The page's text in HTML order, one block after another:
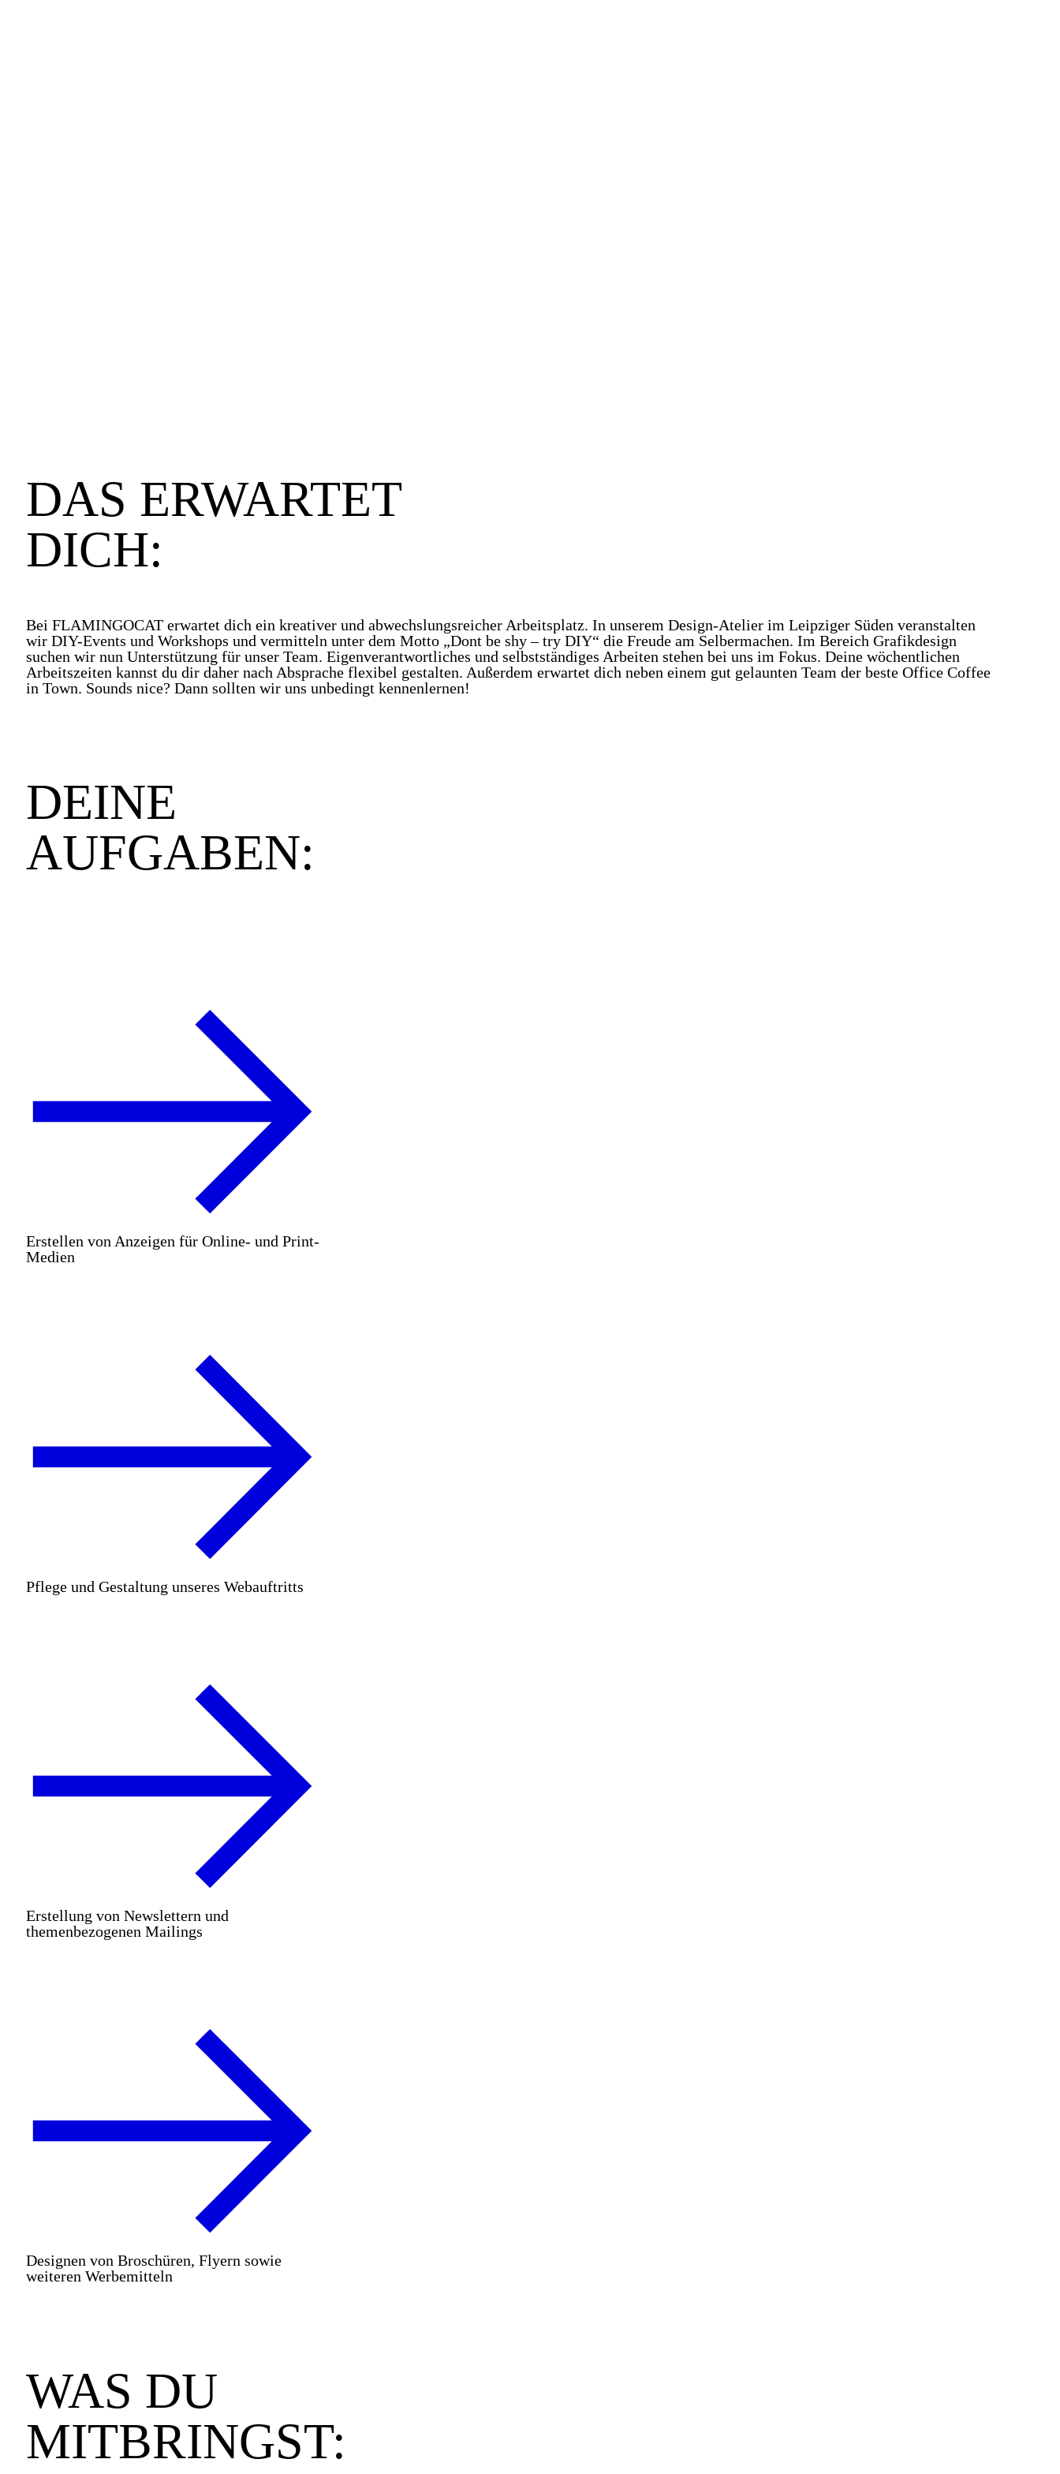
DAS ERWARTET
DICH:
Bei FLAMINGOCAT erwartet dich ein kreativer und abwechslungsreicher Arbeitsplatz. In unserem Design-Atelier im Leipziger Süden veranstalten
wir DIY-Events und Workshops und vermitteln unter dem Motto „Dont be shy – try DIY“ die Freude am Selbermachen. Im Bereich Grafikdesign
suchen wir nun Unterstützung für unser Team. Eigenverantwortliches und selbstständiges Arbeiten stehen bei uns im Fokus. Deine wöchentlichen
Arbeitszeiten kannst du dir daher nach Absprache flexibel gestalten. Außerdem erwartet dich neben einem gut gelaunten Team der beste Office Coffee
in Town. Sounds nice? Dann sollten wir uns unbedingt kennenlernen!
DEINE
AUFGABEN:
Erstellen von Anzeigen für Online- und Print-
Medien
Pflege und Gestaltung unseres Webauftritts
Erstellung von Newslettern und
themenbezogenen Mailings
Designen von Broschüren, Flyern sowie
weiteren Werbemitteln
WAS DU
MITBRINGST: